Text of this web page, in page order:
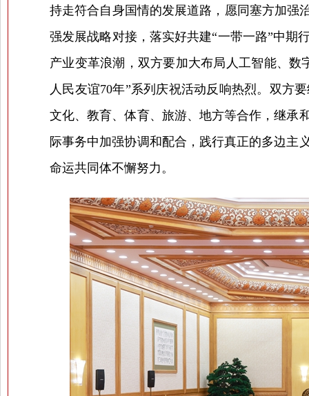
持走符合自身国情的发展道路，愿同塞方加强
强发展战略对接，落实好共建“一带一路”中期
产业变革浪潮，双方要加大布局人工智能、
人民友谊70年”系列庆祝活动反响热烈。双方
文化、教育、体育、旅游、地方等合作，继承
际事务中加强协调和配合，践行真正的多边主
命运共同体不懈努力。